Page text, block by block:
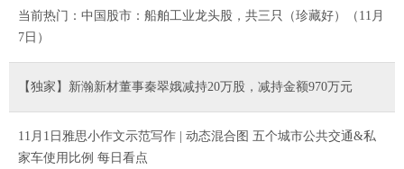
当前热门：中国股市：船舶工业龙头股，共三只（珍藏好）（11月
7日）
【独家】新瀚新材董事秦翠娥减持20万股，减持金额970万元
11月1日雅思小作文示范写作 | 动态混合图 五个城市公共交通&私
家车使用比例 每日看点